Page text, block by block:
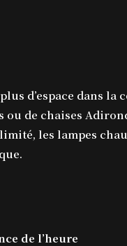
d’espace dans la
ou de chaises
les lampes
de l’heure